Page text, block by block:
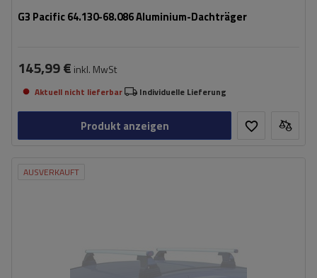
G3 Pacific 64.130-68.086 Aluminium-Dachträger
145,99 € inkl. MwSt
Aktuell nicht lieferbar Individuelle Lieferung
Produkt anzeigen
AUSVERKAUFT